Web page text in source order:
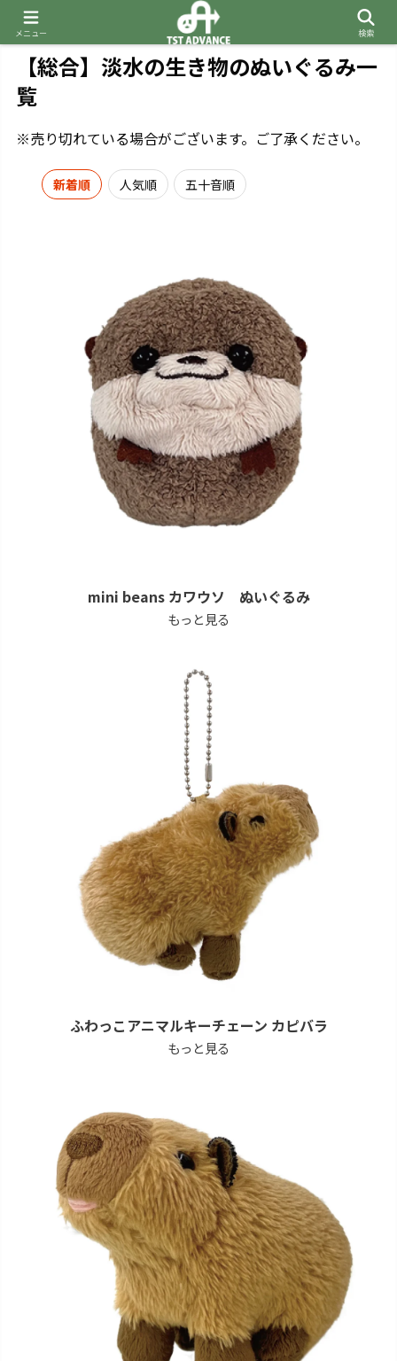
【総合】淡水の生き物のぬいぐるみ一
覧
※売り切れている場合がございます。ご了承ください。
新着順 人気順 五十音順
mini beans カワウソ ぬいぐるみ
もっと見る
ふわっこアニマルキーチェーン カピバラ
もっと見る
メニュー 検索